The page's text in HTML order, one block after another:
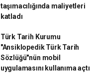
taşımacılığında maliyetleri
katladı
Türk Tarih Kurumu
"Ansiklopedik Türk Tarih
Sözlüğü"nün mobil
uygulamasını kullanıma açtı